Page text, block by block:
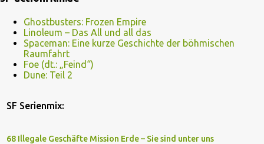
Ghostbusters: Frozen Empire
Linoleum – Das All und all das
Spaceman: Eine kurze Geschichte der böhmischen
Raumfahrt
Foe (dt.: „Feind“)
Dune: Teil 2
SF Serienmix:
68 Illegale Geschäfte Mission Erde – Sie sind unter uns